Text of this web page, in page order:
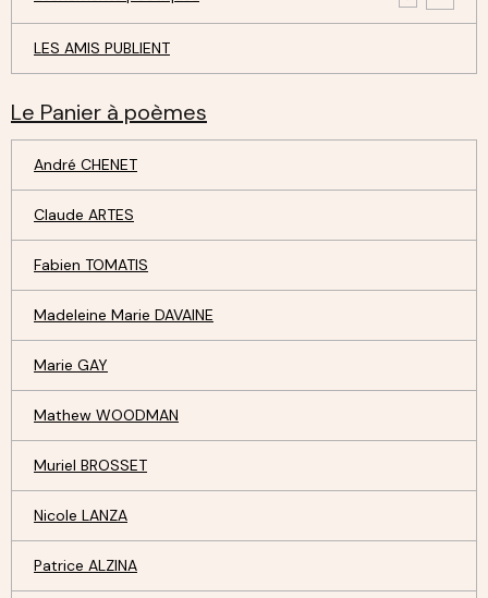
LES AMIS PUBLIENT
Le Panier à poèmes
André CHENET
Claude ARTES
Fabien TOMATIS
Madeleine Marie DAVAINE
Marie GAY
Mathew WOODMAN
Muriel BROSSET
Nicole LANZA
Patrice ALZINA